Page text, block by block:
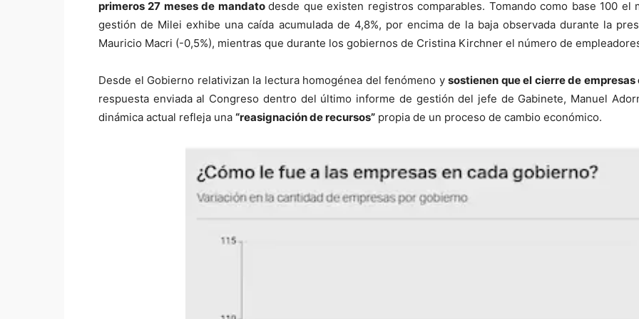
primeros 27 meses de mandatodesde que existen registros comparables. Tomando como base 100 el
gestión de Milei exhibe una caída acumulada de 4,8%, por encima de la baja observada durante la
Mauricio Macri (-0,5%), mientras que durante los gobiernos de Cristina Kirchner el número de
Desde el Gobierno relativizan la lectura homogénea del fenómeno y sostienen que el cierre de
respuesta enviada al Congreso dentro del último informe de gestión del jefe de Gabinete, Manuel
dinámica actual refleja una “reasignación de recursos” propia de un proceso de cambio económico.